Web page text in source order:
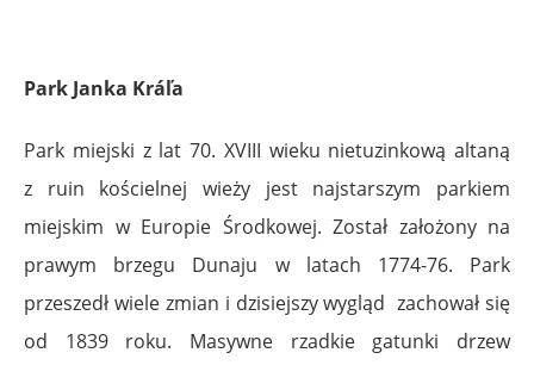
Park Janka Kráľa
Park miejski z lat 70. XVIII wieku nietuzinkową altaną
z ruin kościelnej wieży jest najstarszym parkiem
miejskim w Europie Środkowej. Został założony na
prawym brzegu Dunaju w latach 1774-76. Park
przeszedł wiele zmian i dzisiejszy wygląd zachował się
od 1839 roku. Masywne rzadkie gatunki drzew